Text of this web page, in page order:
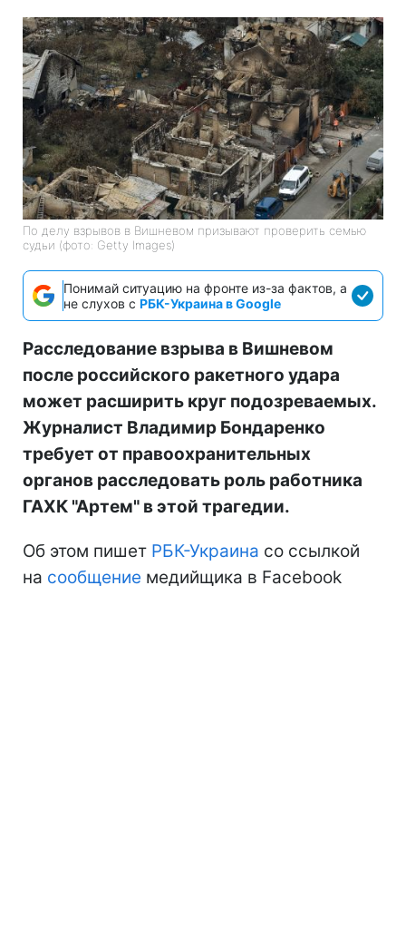
По делу взрывов в Вишневом призывают проверить семью
судьи (фото: Getty Images)
Понимай ситуацию на фронте из-за фактов, а
не слухов с РБК-Украина в Google
Расследование взрыва в Вишневом
после российского ракетного удара
может расширить круг подозреваемых.
Журналист Владимир Бондаренко
требует от правоохранительных
органов расследовать роль работника
ГАХК "Артем" в этой трагедии.
Об этом пишет РБК-Украина со ссылкой
на сообщение медийщика в Facebook